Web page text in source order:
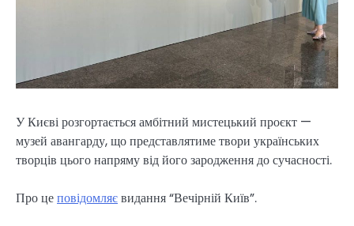
У Києві розгортається амбітний мистецький проєкт —
музей авангарду, що представлятиме твори українських
творців цього напряму від його зародження до сучасності.
Про цеповідомляєвидання “Вечірній Київ”.